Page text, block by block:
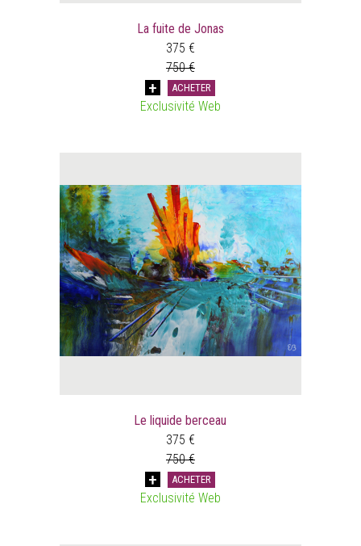
La fuite de Jonas
375 €
750 €
ACHETER
Exclusivité Web
Le liquide berceau
375 €
750 €
ACHETER
Exclusivité Web